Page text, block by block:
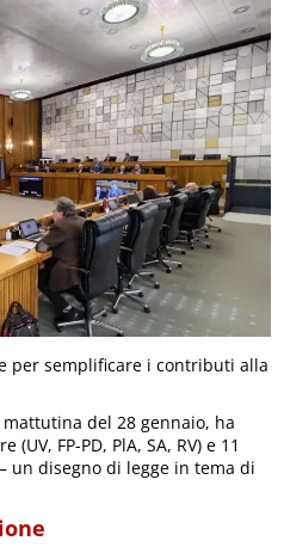
per semplificare i contributi alla
del 28 gennaio, ha
FP-PD, PlA, SA, RV) e 11
un disegno di legge in tema di